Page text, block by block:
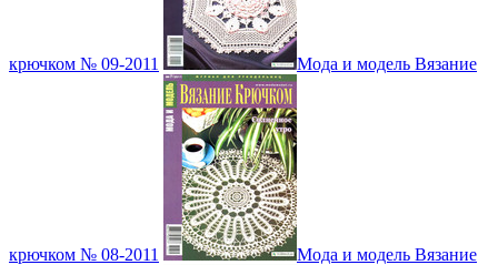
крючком № 09-2011 Мода и модель Вязание
крючком № 08-2011 Мода и модель Вязание